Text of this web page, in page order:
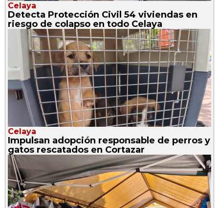
Celaya
Detecta Protección Civil 54 viviendas en
riesgo de colapso en todo Celaya
Celaya
Impulsan adopción responsable de perros y
gatos rescatados en Cortazar